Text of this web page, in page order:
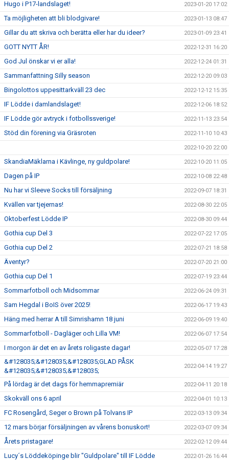
Hugo i P17-landslaget! 2023-01-20 17:02
Ta möjligheten att bli blodgivare! 2023-01-13 08:47
Gillar du att skriva och berätta eller har du ideer? 2023-01-09 23:41
GOTT NYTT ÅR! 2022-12-31 16:20
God Jul önskar vi er alla! 2022-12-24 01:31
Sammanfattning Silly season 2022-12-20 09:03
Bingolottos uppesittarkväll 23 dec 2022-12-12 15:35
IF Lödde i damlandslaget! 2022-12-06 18:52
IF Lödde gör avtryck i fotbollssverige! 2022-11-13 23:54
Stöd din förening via Gräsroten 2022-11-10 10:43
2022-10-20 22:00
SkandiaMäklarna i Kävlinge, ny guldpolare! 2022-10-20 11:05
Dagen på IP 2022-10-08 22:48
Nu har vi Sleeve Socks till försäljning 2022-09-07 18:31
Kvällen var tjejernas! 2022-08-30 22:05
Oktoberfest Lödde IP 2022-08-30 09:44
Gothia cup Del 3 2022-07-22 17:05
Gothia cup Del 2 2022-07-21 18:58
Äventyr? 2022-07-20 21:00
Gothia cup Del 1 2022-07-19 23:44
Sommarfotboll och Midsommar 2022-06-24 09:31
Sam Hegdal i BoIS över 2025! 2022-06-17 19:43
Häng med herrar A till Simrishamn 18 juni 2022-06-09 19:40
Sommarfotboll - Dagläger och Lilla VM! 2022-06-07 17:54
I morgon är det en av årets roligaste dagar! 2022-05-07 17:28
&#128035;&#128035;&#128035;GLAD PÅSK
&#128035;&#128035;&#128035;
2022-04-14 19:27
På lördag är det dags för hemmapremiär 2022-04-11 20:18
Skokväll ons 6 april 2022-04-01 10:13
FC Rosengård, Seger o Brown på Tolvans IP 2022-03-13 09:34
12 mars börjar försäljningen av vårens bonuskort! 2022-03-07 09:34
Årets pristagare! 2022-02-12 09:44
Lucy´s Löddeköpinge blir "Guldpolare" till IF Lödde 2022-01-26 16:44